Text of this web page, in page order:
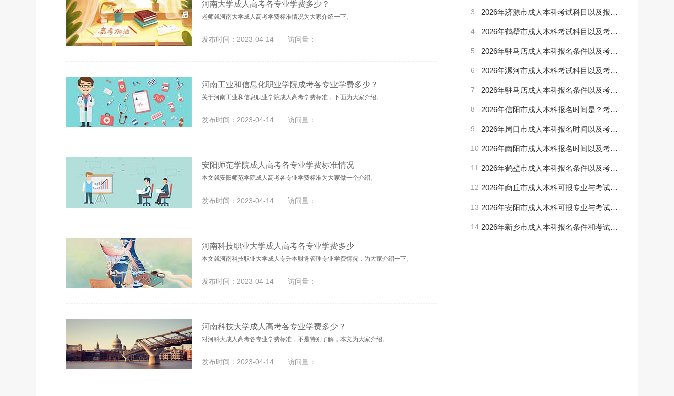
河南大学成人高考各专业学费多少？
老师就河南大学成人高考学费标准情况为大家介绍一下。
发布时间：2023-04-14 访问量：
河南工业和信息化职业学院成考各专业学费多少？
关于河南工业和信息职业学院成人高考学费标准，下面为大家介绍。
发布时间：2023-04-14 访问量：
安阳师范学院成人高考各专业学费标准情况
本文就安阳师范学院成人高考各专业学费标准为大家做一个介绍。
发布时间：2023-04-14 访问量：
河南科技职业大学成人高考各专业学费多少
本文就河南科技职业大学成人专升本财务管理专业学费情况，为大家介绍一下。
发布时间：2023-04-14 访问量：
河南科技大学成人高考各专业学费多少？
对河科大成人高考各专业学费标准，不是特别了解，本文为大家介绍。
发布时间：2023-04-14 访问量：
3 2026年济源市成人本科考试科目以及报名条件（最新版）
4 2026年鹤壁市成人本科考试科目以及考试内容是（最新版）
5 2026年驻马店成人本科报名条件以及考试内容是（最新版）
6 2026年漯河市成人本科考试科目以及考试时间是？（最新版）
7 2026年驻马店成人本科报名条件以及考试科目是？（最新版）
8 2026年信阳市成人本科报名时间是？考试科目是？（更新版）
9 2026年周口市成人本科报名时间以及考试科目是？（最新版）
10 2026年南阳市成人本科报名时间以及考试科目是？（最新版）
11 2026年鹤壁市成人本科报名条件以及考试内容是？（最新版）
12 2026年商丘市成人本科可报专业与考试科目(更新版)
13 2026年安阳市成人本科可报专业与考试科目（最新版）
14 2026年新乡市成人本科报名条件和考试内容是什么（更新版）